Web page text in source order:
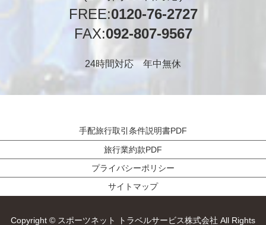
FREE:0120-76-2727
FAX:092-807-9567
24時間対応 年中無休
手配旅行取引条件説明書PDF
旅行業約款PDF
プライバシーポリシー
サイトマップ
Copyright © スポーツネット トラベルサービス株式会社 All Rights